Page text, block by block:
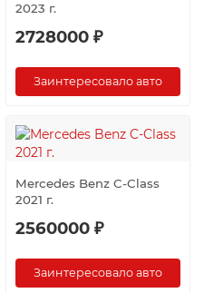
2023 г.
2728000 ₽
Заинтересовало авто
Mercedes Benz C-Class
2021 г.
2560000 ₽
Заинтересовало авто